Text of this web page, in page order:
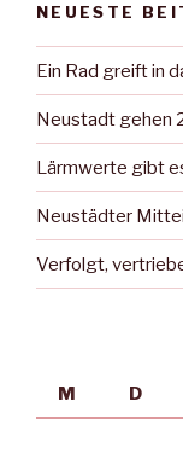
NEUESTE
Ein Rad greift in
Neustadt gehen
Lärmwerte gibt
Neustädter
Verfolgt,
M
D